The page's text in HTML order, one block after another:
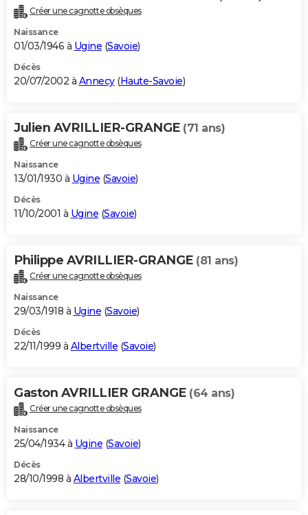
Créer une cagnotte obsèques
Naissance
01/03/1946 à Ugine (Savoie)
Décès
20/07/2002 à Annecy(Haute-Savoie)
Julien AVRILLIER-GRANGE (71 ans)
Créer une cagnotte obsèques
Naissance
13/01/1930 à Ugine (Savoie)
Décès
11/10/2001 à Ugine (Savoie)
Philippe AVRILLIER-GRANGE (81 ans)
Créer une cagnotte obsèques
Naissance
29/03/1918 à Ugine (Savoie)
Décès
22/11/1999 à Albertville (Savoie)
Gaston AVRILLIER GRANGE (64 ans)
Créer une cagnotte obsèques
Naissance
25/04/1934 à Ugine (Savoie)
Décès
28/10/1998 à Albertville (Savoie)